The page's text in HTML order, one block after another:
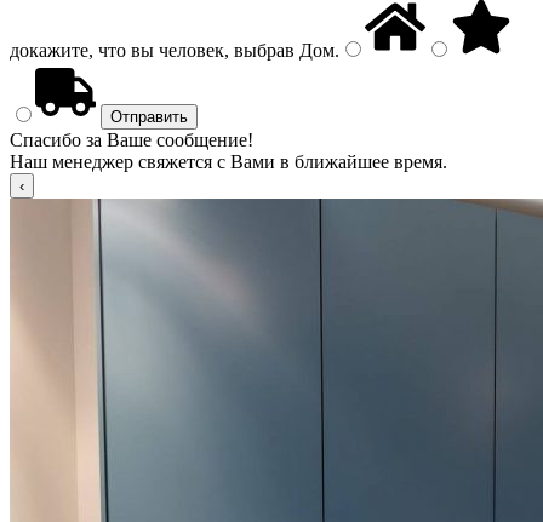
докажите, что вы человек, выбрав Дом.
Спасибо за Ваше сообщение!
Наш менеджер свяжется с Вами в ближайшее время.